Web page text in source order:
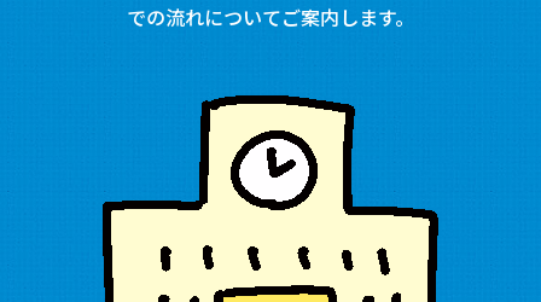
での流れについてご案内します。